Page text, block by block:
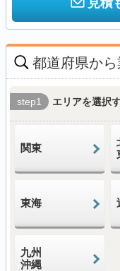
都道府県か
step1 エリアを選択
関東
東海
九州
沖縄